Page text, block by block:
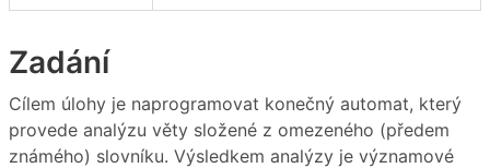
Zadání
Cílem úlohy je naprogramovat konečný automat, který
provede analýzu věty složené z omezeného (předem
známého) slovníku. Výsledkem analýzy je významové